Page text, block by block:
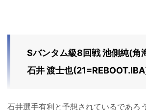
Sバンタム級8回戦 池側純(角
石井 渡士也
石井選手有利と予想されているであろ